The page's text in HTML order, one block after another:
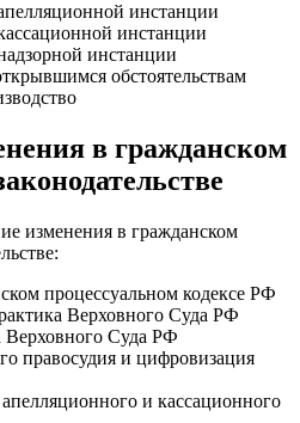
инстанции
инстанции
инстанции
обстоятельствам
в гражданском
изменения в гражданском
процессуальном кодексе РФ
Верховного Суда РФ
Верховного Суда РФ
правосудия и цифровизация
и кассационного